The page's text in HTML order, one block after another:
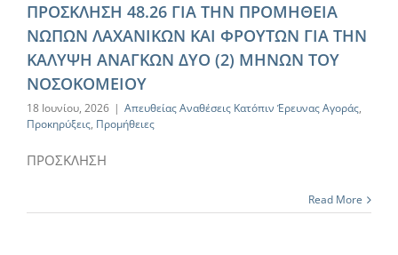
ΠΡΟΣΚΛΗΣΗ 48.26 ΓΙΑ ΤΗΝ ΠΡΟΜΗΘΕΙΑ
ΝΩΠΩΝ ΛΑΧΑΝΙΚΩΝ ΚΑΙ ΦΡΟΥΤΩΝ ΓΙΑ ΤΗΝ
ΚΑΛΥΨΗ ΑΝΑΓΚΩΝ ΔΥΟ (2) ΜΗΝΩΝ ΤΟΥ
ΝΟΣΟΚΟΜΕΙΟΥ
18 Ιουνίου, 2026 | Απευθείας Αναθέσεις Κατόπιν Έρευνας Αγοράς,
Προκηρύξεις, Προμήθειες
ΠΡΟΣΚΛΗΣΗ
Read More